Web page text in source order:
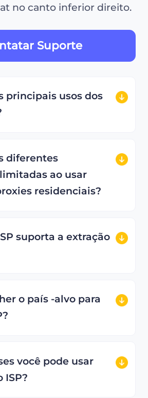
no canto inferior direito.
Suporte
principais usos dos
diferentes
ao usar
residenciais?
suporta a extração
o país -alvo para
você pode usar
ISP?